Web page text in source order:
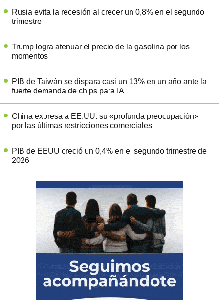
Rusia evita la recesión al crecer un 0,8% en el segundo
trimestre
Trump logra atenuar el precio de la gasolina por los
momentos
PIB de Taiwán se dispara casi un 13% en un año ante la
fuerte demanda de chips para IA
China expresa a EE.UU. su «profunda preocupación»
por las últimas restricciones comerciales
PIB de EEUU creció un 0,4% en el segundo trimestre de
2026